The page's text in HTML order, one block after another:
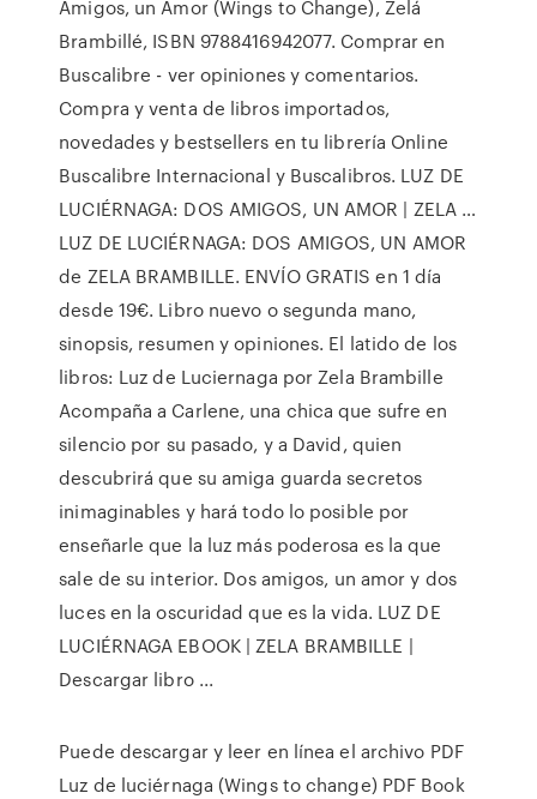
Amigos, un Amor (Wings to Change), Zelá
Brambillé, ISBN 9788416942077. Comprar en
Buscalibre - ver opiniones y comentarios.
Compra y venta de libros importados,
novedades y bestsellers en tu librería Online
Buscalibre Internacional y Buscalibros. LUZ DE
LUCIÉRNAGA: DOS AMIGOS, UN AMOR | ZELA …
LUZ DE LUCIÉRNAGA: DOS AMIGOS, UN AMOR
de ZELA BRAMBILLE. ENVÍO GRATIS en 1 día
desde 19€. Libro nuevo o segunda mano,
sinopsis, resumen y opiniones. El latido de los
libros: Luz de Luciernaga por Zela Brambille
Acompaña a Carlene, una chica que sufre en
silencio por su pasado, y a David, quien
descubrirá que su amiga guarda secretos
inimaginables y hará todo lo posible por
enseñarle que la luz más poderosa es la que
sale de su interior. Dos amigos, un amor y dos
luces en la oscuridad que es la vida. LUZ DE
LUCIÉRNAGA EBOOK | ZELA BRAMBILLE |
Descargar libro ...
Puede descargar y leer en línea el archivo PDF
Luz de luciérnaga (Wings to change) PDF Book